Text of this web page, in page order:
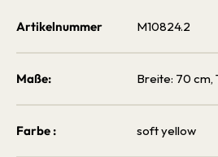
Artikelnummer M10824.2
Maße: Breite: 70 cm,
Farbe : soft yellow